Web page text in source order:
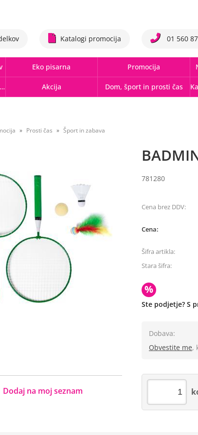
Katalogi promocija 01 560
Eko pisarna Promocija
Tonerji,črnila, trakovi orig.-rec. Akcija Dom, šport in prosti čas
Prosti čas Šport in zabava
781280
Dodaj na moj seznam
Cena brez DDV:
Cena:
Šifra artikla:
Stara šifra:
%
Ste podjetje? S
Dobava:
Obvestite me,